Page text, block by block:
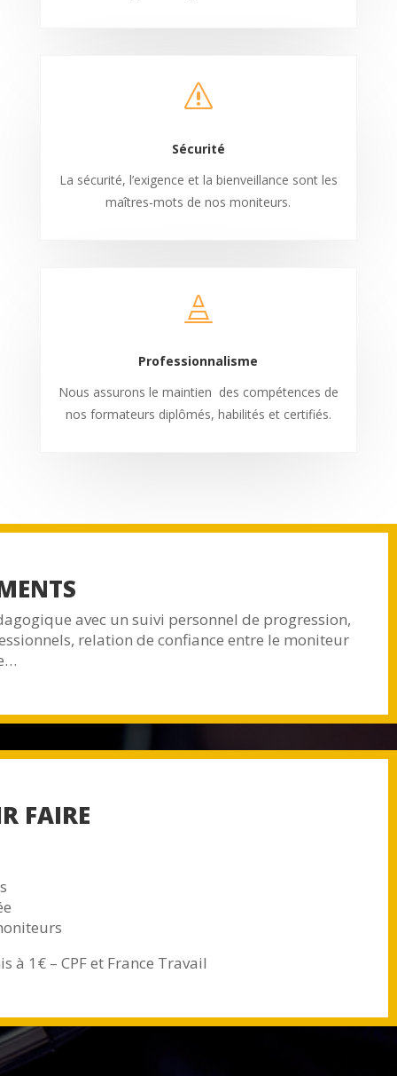
s
Sécurité
La sécurité, l’exigence et la bienveillance sont les
maîtres-mots de nos moniteurs.

Professionnalisme
Nous assurons le maintien des compétences de
nos formateurs diplômés, habilités et certifiés.
avec un suivi personnel de progression,
relation de confiance entre le moniteur
FAIRE
à 1€ – CPF et France Travail